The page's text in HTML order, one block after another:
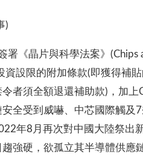
)
《晶片與科學法案》(Chips
設限的附加條款(即獲得補
者須全額退還補助款)，加上
全受到威嚇、中芯國際觸及
年8月再次對中國大陸祭出
強硬，欲孤立其半導體供應